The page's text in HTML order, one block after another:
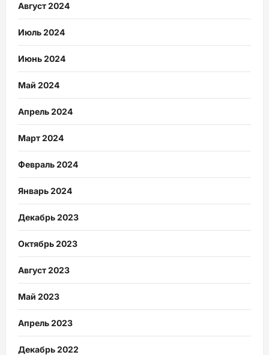
Август 2024
Июль 2024
Июнь 2024
Май 2024
Апрель 2024
Март 2024
Февраль 2024
Январь 2024
Декабрь 2023
Октябрь 2023
Август 2023
Май 2023
Апрель 2023
Декабрь 2022